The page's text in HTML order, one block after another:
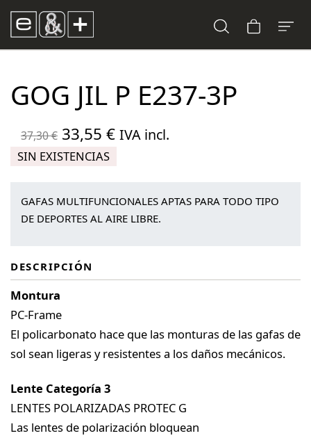
GOG JIL P E237-3P
37,30€ El
precio
era:
37,30 €.
33,55 €El
es:
33,55 €.
IVA incl.
SIN EXISTENCIAS
GAFAS MULTIFUNCIONALES APTAS PARA TODO TIPO
DE DEPORTES AL AIRE LIBRE.
DESCRIPCIÓN
Montura
PC-Frame
El policarbonato hace que las monturas de las gafas de
sol sean ligeras y resistentes a los daños mecánicos.
Lente Categoría 3
LENTES POLARIZADAS PROTEC G
Las lentes de polarización bloquean